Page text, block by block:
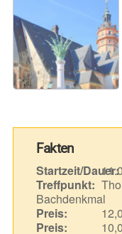
Fakten
Startzeit/Dauer:
Treffpunkt:
Bachdenkmal
Preis:
Preis: